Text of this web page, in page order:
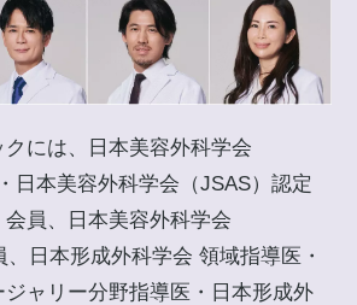
には、日本美容外科学会
日本美容外科学会（JSAS）認定
員、日本美容外科学会
、日本形成外科学会 領域指導医・
ャリー分野指導医・日本形成外